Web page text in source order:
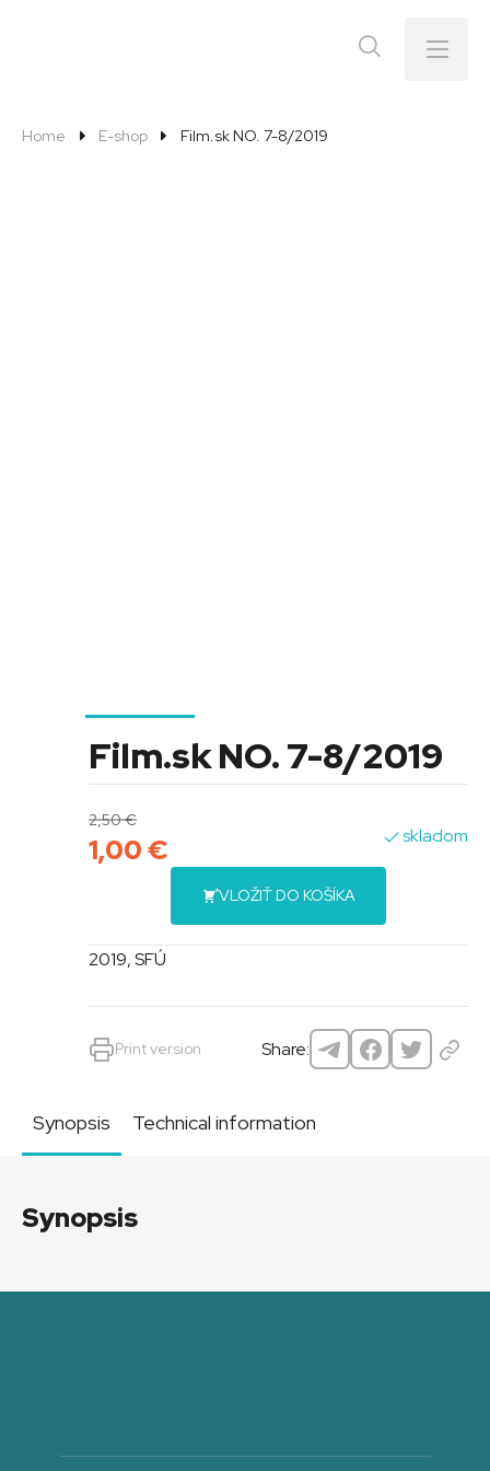
Menu
Home E-shop Film.sk NO. 7-8/2019
Film.sk NO. 7-8/2019
2,50€
1,00€ skladom
VLOŽIŤ DO KOŠÍKA
2019, SFÚ
Print version Share:
Synopsis Technical information
Synopsis